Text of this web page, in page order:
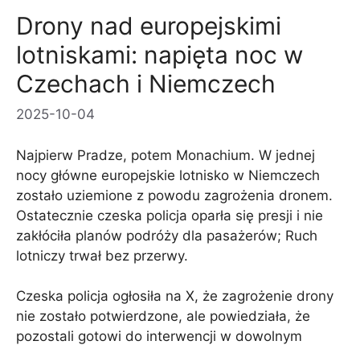
Drony nad europejskimi
lotniskami: napięta noc w
Czechach i Niemczech
2025-10-04
Najpierw Pradze, potem Monachium. W jednej
nocy główne europejskie lotnisko w Niemczech
zostało uziemione z powodu zagrożenia dronem.
Ostatecznie czeska policja oparła się presji i nie
zakłóciła planów podróży dla pasażerów; Ruch
lotniczy trwał bez przerwy.
Czeska policja ogłosiła na X, że zagrożenie drony
nie zostało potwierdzone, ale powiedziała, że ​​
pozostali gotowi do interwencji w dowolnym